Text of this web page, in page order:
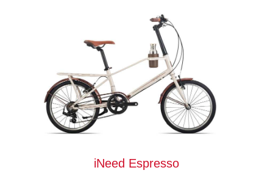
iNeed Espresso